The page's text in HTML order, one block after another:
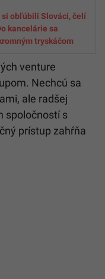
obľúbili Slováci, čelí
kancelárie sa
tryskáčom
venture
Nechcú sa
ale radšej
spoločností s
prístup zahŕňa